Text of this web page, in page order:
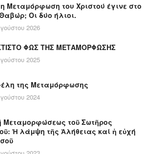
η Μεταμόρφωση του Χριστού έγινε στο
Οι δύο ήλιοι.
2026
ΦΩΣ ΤΗΣ ΜΕΤΑΜΟΡΦΩΣΗΣ
2025
της Μεταμόρφωσης
2024
Μεταμορφώσεως τοῦ Σωτῆρος
Ἡ λάμψη τῆς Ἀλήθειας καί ἡ εὐχή